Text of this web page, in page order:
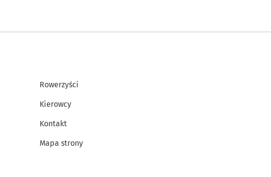
Rowerzyści
Kierowcy
Kontakt
Mapa strony